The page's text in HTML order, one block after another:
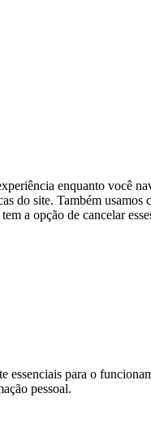
enquanto você
do site. Também usamos
a opção de cancelar
essenciais para o
pessoal.